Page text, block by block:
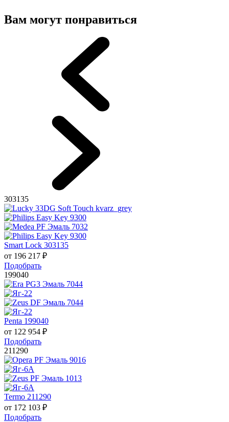
Вам могут понравиться
303135
Smart Lock 303135
от 196 217 ₽
Подобрать
199040
Penta 199040
от 122 954 ₽
Подобрать
211290
Termo 211290
от 172 103 ₽
Подобрать